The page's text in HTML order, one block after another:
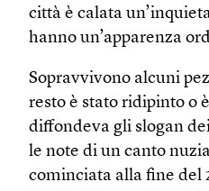
città è calata
hanno un’apparenza
Sopravvivono alcuni
resto è stato ridipinto o
diffondeva gli slogan
le note di un canto
cominciata alla fine del